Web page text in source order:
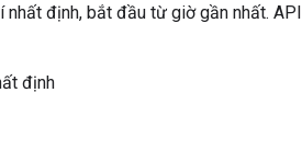
định, bắt đầu từ giờ gần nhất. API
định